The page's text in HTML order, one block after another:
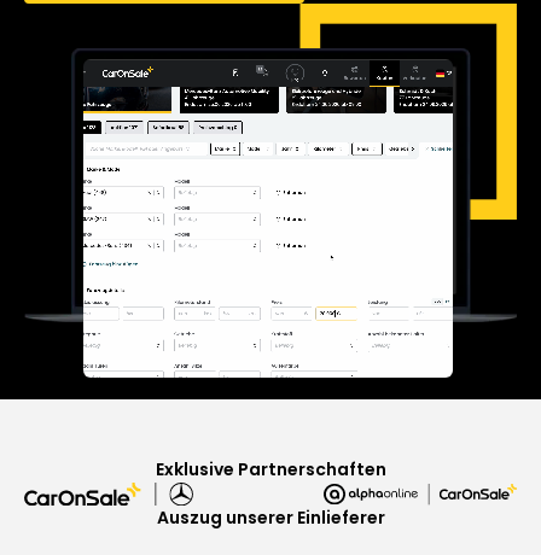
Exklusive Partnerschaften
Auszug unserer Einlieferer